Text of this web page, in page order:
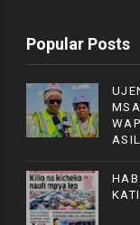
Popular Posts